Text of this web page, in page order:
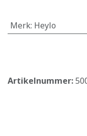
Merk: Heylo
Artikelnummer: